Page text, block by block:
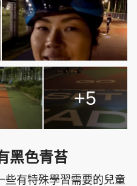
+5
黑色青苔
些有特殊學習需要的兒童